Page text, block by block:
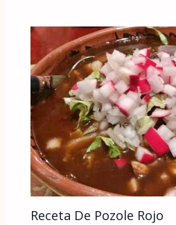
Receta De Pozole Rojo